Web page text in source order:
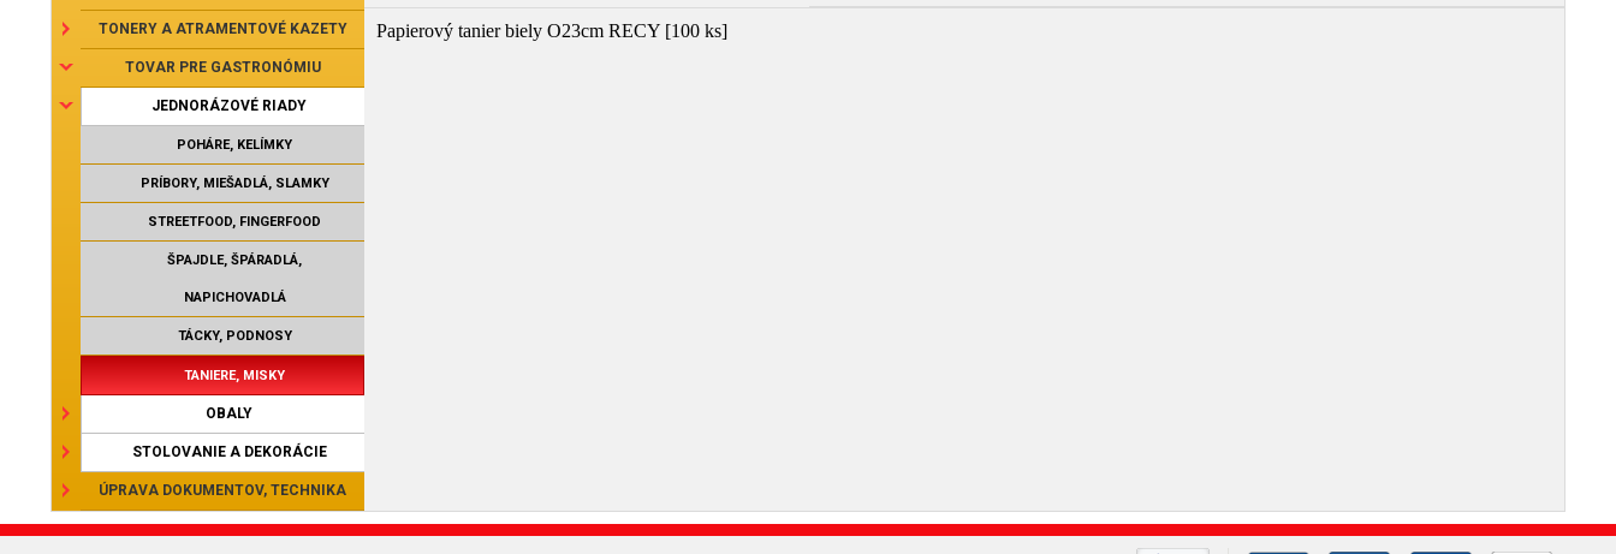
TONERY A ATRAMENTOVÉ KAZETY
TOVAR PRE GASTRONÓMIU
JEDNORÁZOVÉ RIADY
POHÁRE, KELÍMKY
PRÍBORY, MIEŠADLÁ, SLAMKY
STREETFOOD, FINGERFOOD
ŠPAJDLE, ŠPÁRADLÁ,
NAPICHOVADLÁ
TÁCKY, PODNOSY
TANIERE, MISKY
OBALY
STOLOVANIE A DEKORÁCIE
ÚPRAVA DOKUMENTOV, TECHNIKA
Papierový tanier biely O23cm RECY [100 ks]